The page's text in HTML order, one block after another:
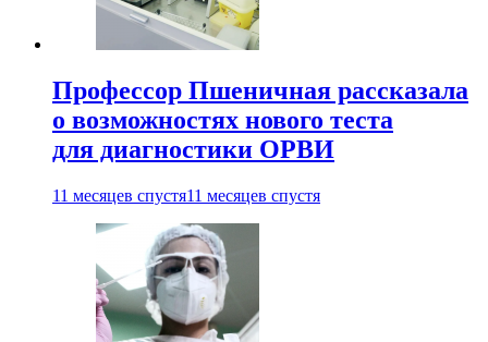
Профессор Пшеничная рассказала
о возможностях нового теста
для диагностики ОРВИ
11 месяцев спустя11 месяцев спустя